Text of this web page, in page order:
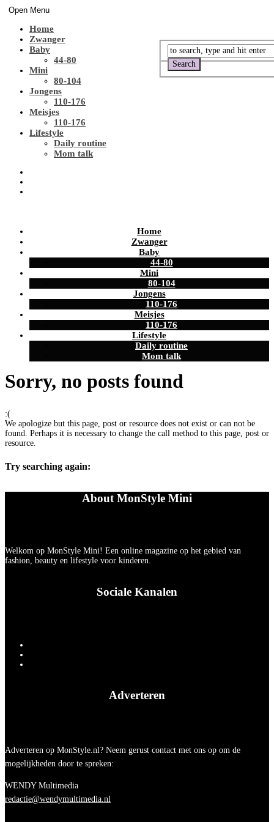
Open Menu
Home
Zwanger
Baby
44-80
Mini
80-104
Jongens
110-176
Meisjes
110-176
Lifestyle
Daily routine
Mom talk
Home
Zwanger
Baby
44-80
Mini
80-104
Jongens
110-176
Meisjes
110-176
Lifestyle
Daily routine
Mom talk
Sorry, no posts found
:(
We apologize but this page, post or resource does not exist or can not be
found. Perhaps it is necessary to change the call method to this page, post or
resource.
Try searching again:
About MonStyle Mini
Welkom op MonStyle Mini! Een online magazine op het gebied van
fashion, beauty en lifestyle voor kinderen.
Sociale Kanalen
Adverteren
Adverteren op MonStyle.nl? Neem gerust contact met ons op om de
mogelijkheden door te spreken:
WENDY Multimedia
redactie@wendymultimedia.nl